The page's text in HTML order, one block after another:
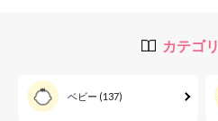
カテゴリ
ベビー (137)